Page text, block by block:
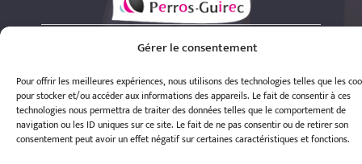
Gérer le consentement
Pour offrir les meilleures expériences, nous utilisons des technologies telles que les
pour stocker et/ou accéder aux informations des appareils. Le fait de consentir à ces
technologies nous permettra de traiter des données telles que le comportement de
navigation ou les ID uniques sur ce site. Le fait de ne pas consentir ou de retirer son
consentement peut avoir un effet négatif sur certaines caractéristiques et fonctions.
Réalisation : Romain Le Corre